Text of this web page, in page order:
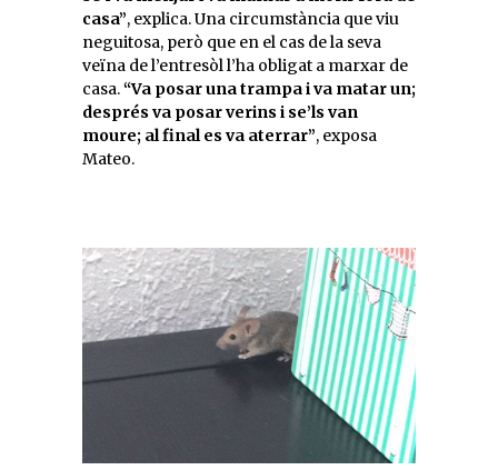
casa”, explica. Una circumstància que viu
neguitosa, però que en el cas de la seva
veïna de l’entresòl l’ha obligat a marxar de
casa.“Va posar una trampa i va matar un;
després va posar verins i se’ls van
moure; al final es va aterrar”, exposa
Mateo.